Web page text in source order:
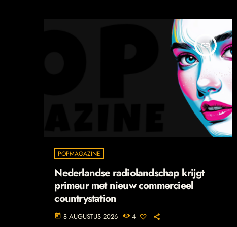
insert_link
POPMAGAZINE
Nederlandse radiolandschap krijgt
primeur met nieuw commercieel
countrystation
today 8 AUGUSTUS 2026 4